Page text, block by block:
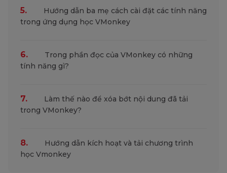
5.
Hướng dẫn ba mẹ cách cài đặt các tính năng
trong ứng dụng học VMonkey
6.
Trong phần đọc của VMonkey có những
tính năng gì?
7.
Làm thế nào để xóa bớt nội dung đã tải
trong VMonkey?
8.
Hướng dẫn kích hoạt và tải chương trình
học Vmonkey